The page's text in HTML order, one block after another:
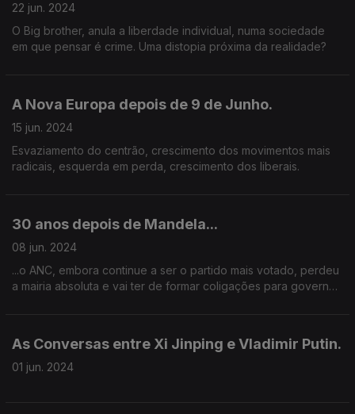
22 jun. 2024
O Big brother, anula a liberdade individual, numa sociedade
em que pensar é crime. Uma distopia próxima da realidade?
A Nova Europa depois de 9 de Junho.
15 jun. 2024
Esvaziamento do centrão, crescimento dos movimentos mais
radicais, esquerda em perda, crescimento dos liberais.
30 anos depois de Mandela...
08 jun. 2024
...o ANC, embora continue a ser o partido mais votado, perdeu
a mairia absoluta e vai ter de formar coligações para governar
As Conversas entre Xi Jinping e Vladimir Putin.
01 jun. 2024